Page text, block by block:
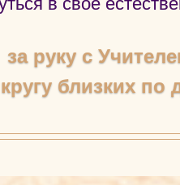
за руку с
близких по